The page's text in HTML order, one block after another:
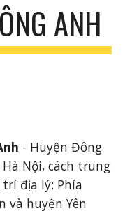
ANH
- Huyện Đông
Nội, cách trung
địa lý: Phía
và huyện Yên